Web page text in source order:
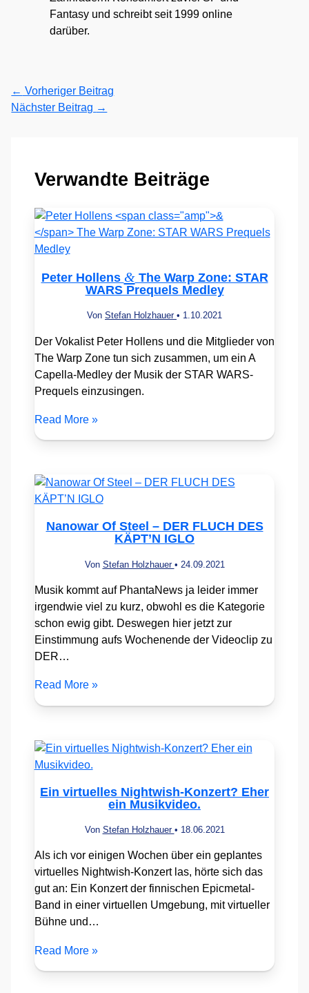
Fantasy und schreibt seit 1999 online
darüber.
← Vorheriger Beitrag
Nächster Beitrag →
Verwandte Beiträge
Peter Hollens &The Warp Zone: STAR
WARS Prequels Medley
Von Stefan Holzhauer • 1.10.2021
Der Vokalist Peter Hollens und die Mitglieder von
The Warp Zone tun sich zusammen, um ein A
Capella-Medley der Musik der STAR WARS-
Prequels einzusingen.
Read More »
Nanowar Of Steel – DER FLUCH DES
KÄPT’N IGLO
Von Stefan Holzhauer • 24.09.2021
Musik kommt auf PhantaNews ja leider immer
irgendwie viel zu kurz, obwohl es die Kategorie
schon ewig gibt. Deswegen hier jetzt zur
Einstimmung aufs Wochenende der Videoclip zu
DER…
Read More »
Ein virtuelles Nightwish-Konzert? Eher
ein Musikvideo.
Von Stefan Holzhauer • 18.06.2021
Als ich vor einigen Wochen über ein geplantes
virtuelles Nightwish-Konzert las, hörte sich das
gut an: Ein Konzert der finnischen Epicmetal-
Band in einer virtuellen Umgebung, mit virtueller
Bühne und…
Read More »